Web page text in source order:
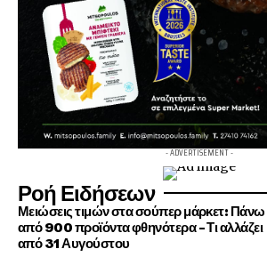
- ADVERTISEMENT -
Ροή Ειδήσεων
Μειώσεις τιμών στα σούπερ μάρκετ: Πάνω
από 900 προϊόντα φθηνότερα – Τι αλλάζει
από 31 Αυγούστου